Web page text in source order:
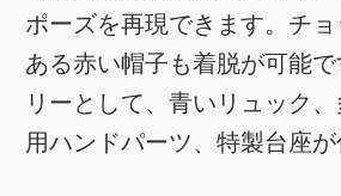
ポーズを再現できます。チ
ある赤い帽子も着脱が可能
リーとして、青いリュック
用ハンドパーツ、特製台座が